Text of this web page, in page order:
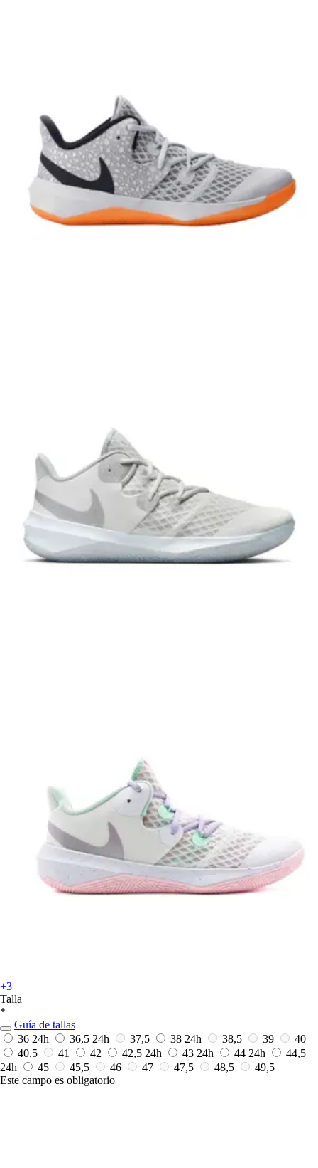
+3
Talla
*
Guía de tallas
36 24h 36,5 24h 37,5 38 24h 38,5 39
40
40,5
41 42 42,5 24h 43 24h 44 24h
44,5
24h
45 45,5 46 47 47,5 48,5
49,5
Este campo es obligatorio